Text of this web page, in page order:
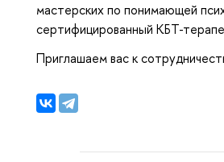
мастерских по понимающей
сертифицированный КБТ-
Приглашаем вас к